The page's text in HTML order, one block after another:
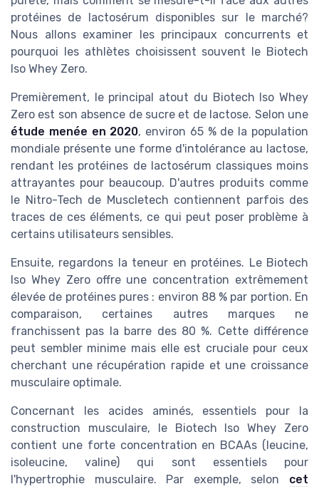
protéines de lactosérum disponibles sur le marché?
Nous allons examiner les principaux concurrents et
pourquoi les athlètes choisissent souvent le Biotech
Iso Whey Zero.
Premièrement, le principal atout du Biotech Iso Whey
Zero est son absence de sucre et de lactose. Selon une
étude menée en 2020, environ 65 % de la population
mondiale présente une forme d'intolérance au lactose,
rendant les protéines de lactosérum classiques moins
attrayantes pour beaucoup. D'autres produits comme
le Nitro-Tech de Muscletech contiennent parfois des
traces de ces éléments, ce qui peut poser problème à
certains utilisateurs sensibles.
Ensuite, regardons la teneur en protéines. Le Biotech
Iso Whey Zero offre une concentration extrêmement
élevée de protéines pures : environ 88 % par portion. En
comparaison, certaines autres marques ne
franchissent pas la barre des 80 %. Cette différence
peut sembler minime mais elle est cruciale pour ceux
cherchant une récupération rapide et une croissance
musculaire optimale.
Concernant les acides aminés, essentiels pour la
construction musculaire, le Biotech Iso Whey Zero
contient une forte concentration en BCAAs (leucine,
isoleucine, valine) qui sont essentiels pour
l'hypertrophie musculaire. Par exemple, selon cet